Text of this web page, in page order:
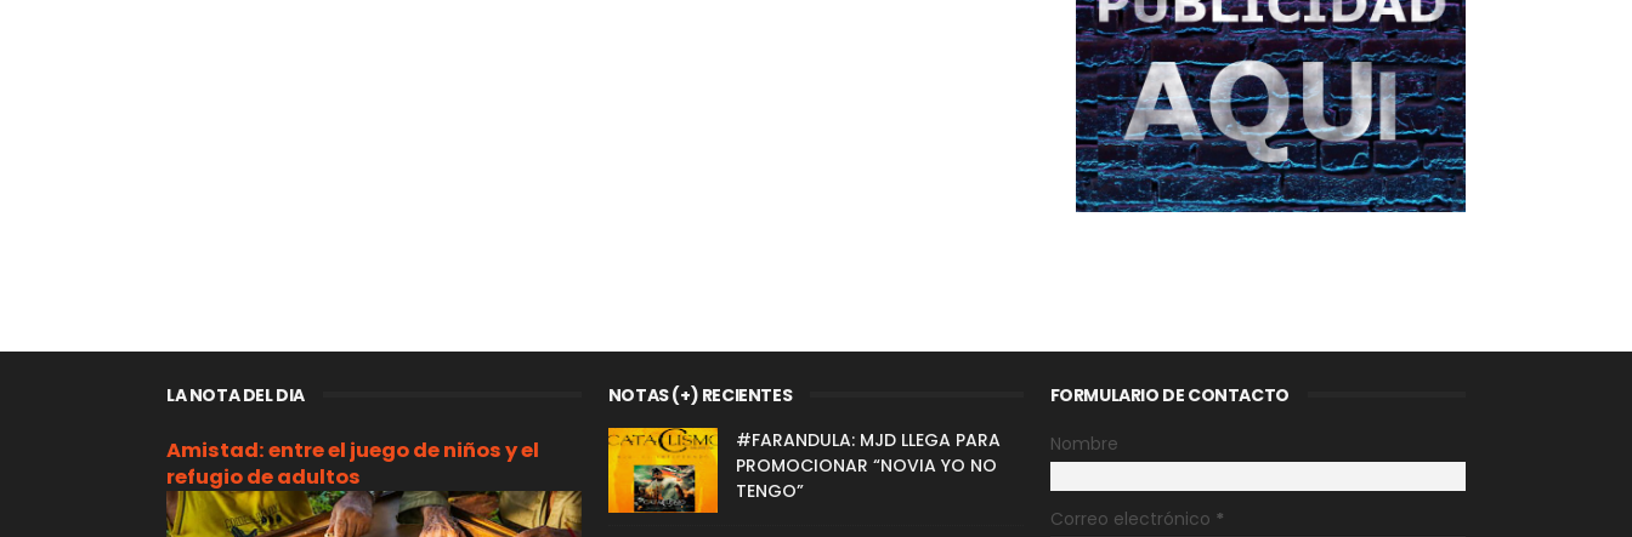
LA NOTA DEL DIA
Amistad: entre el juego de niños y el
refugio de adultos
NOTAS (+) RECIENTES
#FARANDULA: MJD LLEGA PARA
PROMOCIONAR “NOVIA YO NO
TENGO”
FORMULARIO DE CONTACTO
Nombre
Correo electrónico *